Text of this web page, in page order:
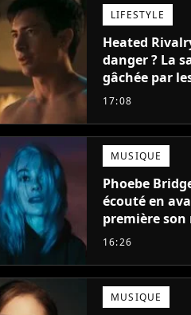
LIFESTYLE
Heated
danger ? La
gâchée par
créateur
17:08
MUSIQUE
Phoebe
écouté en
première son
album, c'est
16:26
MUSIQUE